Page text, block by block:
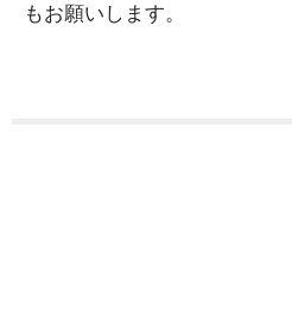
もお願いします。